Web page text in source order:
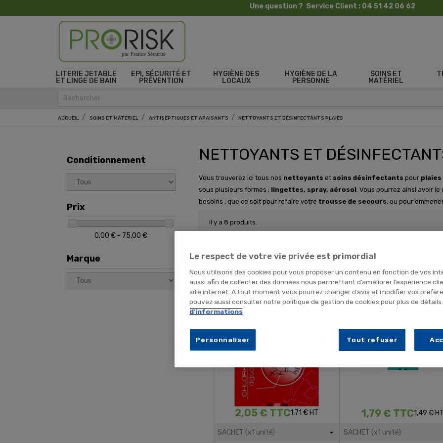
Une question ? Service Client : 04 51 42 06 62
par France Sécurité
LITERIE JETABLE
ET LINGE DE BAIN
EPI, SÉCURITÉ ET
PRÉVENTION
HYGIÈNE DES
LOCAUX
HYGIÈNE DE LA
PERSONNE
SOINS ET
MATÉRIEL
ACCUEIL SOINS ET MATÉRIEL ANTISEPTIQUES ET APAISANTS NETTOYANTS ET DÉSINFECTANTS PLAIES
Conditionnement
Prix
0,00 € - 75,00 €
Marque
NETTOYANTS ET
Vous trouverez ici tous nos nettoyants et soins désinfectants pour
sous plusieurs formes : lingettes, spray, aérosol . Vous pourrez ainsi avoir
besoins : que ce soit pour refaire votre trousse de secours, ou pour
Il y a 8 produits.
Sachet De 10 Lingettes
Chlorhexidine
2,05 € TTC1,71 € HT
Sachet De 10 Lingettes Alcool
1,79 € TTC1,49 € HT
Le respect de votre vie privée est primordial
Nous utilisons des cookies pour vous proposer un contenu en fonction de vos
aussi afin de collecter des données nous permettant d’améliorer l’expérience
site internet. A tout moment vous pourrez changer d’avis et modifier vos
pouvez aussi consulter notre politique de gestion de cookies pour plus de détails.
d'informations
Personnaliser Tout refuser